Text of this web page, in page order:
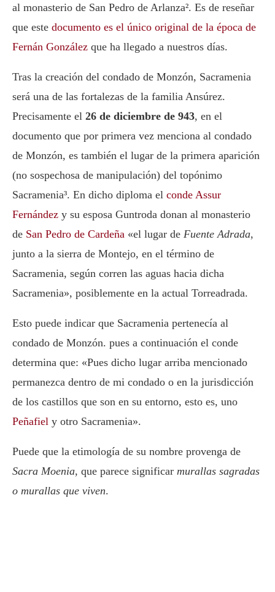
al monasterio de San Pedro de Arlanza². Es de reseñar
que este documento es el único original de la época de
Fernán González que ha llegado a nuestros días.
Tras la creación del condado de Monzón, Sacramenia
será una de las fortalezas de la familia Ansúrez.
Precisamente el 26 de diciembre de 943, en el
documento que por primera vez menciona al condado
de Monzón, es también el lugar de la primera aparición
(no sospechosa de manipulación) del topónimo
Sacramenia³. En dicho diploma el conde Assur
Fernández y su esposa Guntroda donan al monasterio
de San Pedro de Cardeña «el lugar de Fuente Adrada,
junto a la sierra de Montejo, en el término de
Sacramenia, según corren las aguas hacia dicha
Sacramenia», posiblemente en la actual Torreadrada.
Esto puede indicar que Sacramenia pertenecía al
condado de Monzón. pues a continuación el conde
determina que: «Pues dicho lugar arriba mencionado
permanezca dentro de mi condado o en la jurisdicción
de los castillos que son en su entorno, esto es, uno
Peñafiel y otro Sacramenia».
Puede que la etimología de su nombre provenga de
Sacra Moenia, que parece significar murallas sagradas
o murallas que viven.